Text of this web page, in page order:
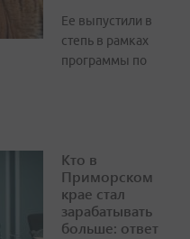
Ее выпустили в
степь в рамках
программы по
Кто в
Приморском
крае стал
зарабатывать
больше: ответ